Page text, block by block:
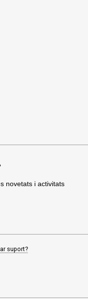
novetats i activitats
suport?